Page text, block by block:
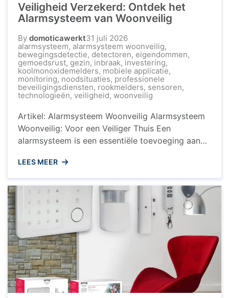
Veiligheid Verzekerd: Ontdek het
Alarmsysteem van Woonveilig
By domoticawerkt31 juli 2026
alarmsysteem, alarmsysteem woonveilig,
bewegingsdetectie, detectoren, eigendommen,
gemoedsrust, gezin, inbraak, investering,
koolmonoxidemelders, mobiele applicatie,
monitoring, noodsituaties, professionele
beveiligingsdiensten, rookmelders, sensoren,
technologieën, veiligheid, woonveilig
Artikel: Alarmsysteem Woonveilig Alarmsysteem
Woonveilig: Voor een Veiliger Thuis Een
alarmsysteem is een essentiële toevoeging aan
eigendommen te waarborgen. Woonveilig biedt
een geavanceerd alarmsysteem dat zorgt voor
gemoedsrust en bescherming tegen inbraak en
andere noodsituaties. Waarom Kiezen voor
Alarmsysteem Woonveilig? Het alarmsysteem van
Woonveilig is eenvoudig ...
LEES MEER